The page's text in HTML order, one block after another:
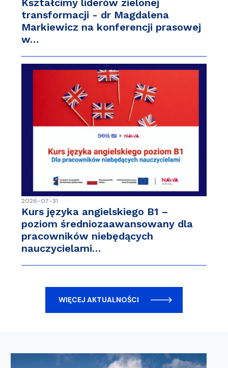
Kształcimy liderów zielonej
transformacji - dr Magdalena
Markiewicz na konferencji prasowej
w…
2026-07-31
Kurs języka angielskiego B1 –
poziom średniozaawansowany dla
pracowników niebędących
nauczycielami…
WIĘCEJ AKTUALNOŚCI